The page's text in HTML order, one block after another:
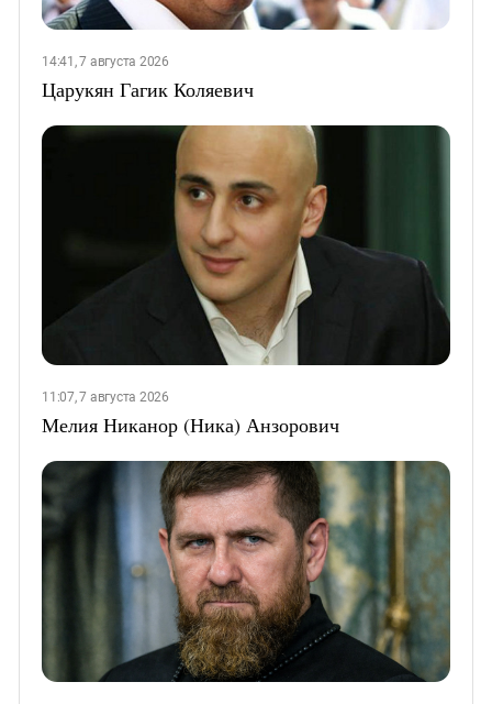
14:41, 7 августа 2026
Царукян Гагик Коляевич
11:07, 7 августа 2026
Мелия Никанор (Ника) Анзорович